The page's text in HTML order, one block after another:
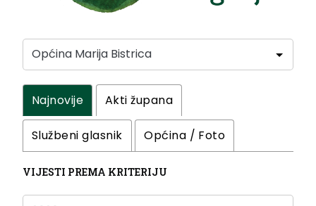
Najnovije Akti župana
Službeni glasnik Općina / Foto
VIJESTI PREMA KRITERIJU